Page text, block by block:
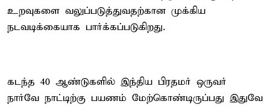
உறவுகளை வலுப்படுத்துவதற்கான முக்கிய
நடவடிக்கையாக பார்க்கப்படுகிறது.
கடந்த 40 ஆண்டுகளில் இந்திய பிரதமர் ஒருவர்
நார்வே நாட்டிற்கு பயணம் மேற்கொண்டிருப்பது இதுவே